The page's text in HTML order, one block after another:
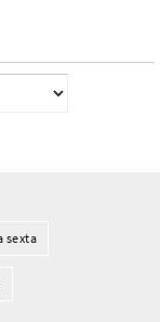
sexta